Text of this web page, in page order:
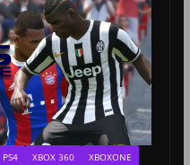
PS4 XBOX 360 XBOXONE